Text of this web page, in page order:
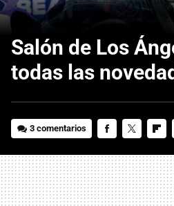
Salón de Los
todas las
3 comentarios